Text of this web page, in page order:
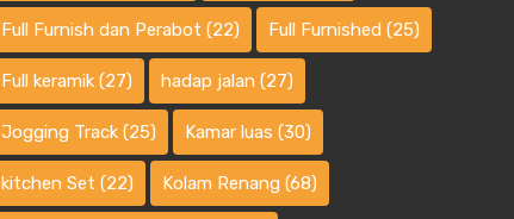
Full Furnish dan Perabot (22) Full Furnished (25)
Full keramik (27) hadap jalan (27)
Jogging Track (25) Kamar luas (30)
kitchen Set (22) Kolam Renang (68)